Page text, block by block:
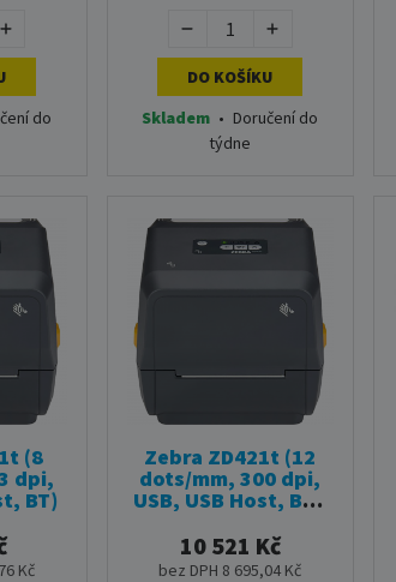
do
DO KOŠÍKU
Skladem • Doručení do
týdne
(8
dpi,
BT)
Kč
Zebra ZD421t (12
dots/mm, 300 dpi,
USB, USB Host, BT ,
10 521 Kč
bez DPH 8 695,04 Kč